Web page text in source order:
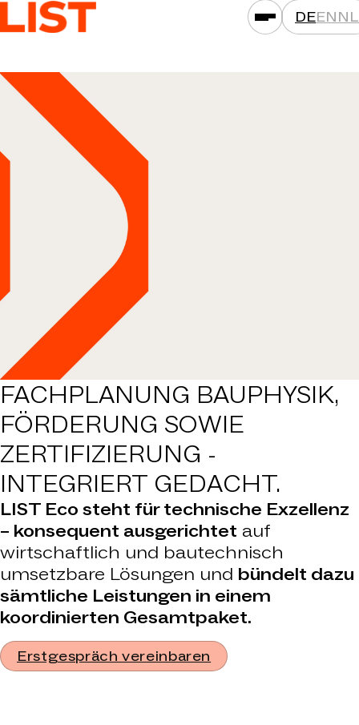
DEENNL
LEISTUNGEN
ASSETKLASSEN
STANDORTE
PROJEKTE
GESELLSCHAFTEN
DAS IST LIST
FACHPLANUNG BAUPHYSIK,
FÖRDERUNG SOWIE
ZERTIFIZIERUNG -
INTEGRIERT GEDACHT.
LIST Eco steht für technische Exzellenz
– konsequent ausgerichtet auf
wirtschaftlich und bautechnisch
umsetzbare Lösungen und bündelt dazu
sämtliche Leistungen in einem
koordinierten Gesamtpaket.
Erstgespräch vereinbaren